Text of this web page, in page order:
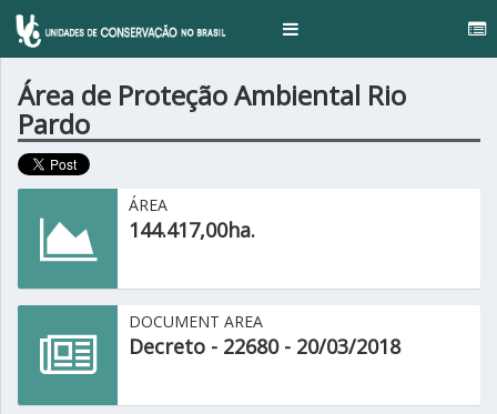
Toggle
Área de Proteção Ambiental Rio
Pardo
ÁREA
144.417,00ha.
DOCUMENT AREA
Decreto - 22680 - 20/03/2018